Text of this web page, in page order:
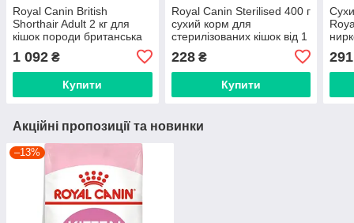
Royal Canin British
Shorthair Adult 2 кг для
кішок породи британська
короткошерста сухий корм
для дорослих
1 092 ₴
Купити
Royal Canin Sterilised 400 г
сухий корм для
стерилізованих кішок від 1
228₴
Купити
291
Акційні пропозиції та новинки
–13%